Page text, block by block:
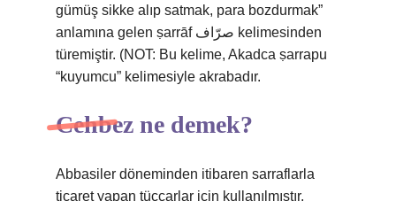
gümüş sikke alıp satmak, para bozdurmak”
anlamına gelen ṣarrāf صرّاف kelimesinden
türemiştir. (NOT: Bu kelime, Akadca ṣarrapu
“kuyumcu” kelimesiyle akrabadır.
Cehbez ne demek?
Abbasiler döneminden itibaren sarraflarla
ticaret yapan tüccarlar için kullanılmıştır.